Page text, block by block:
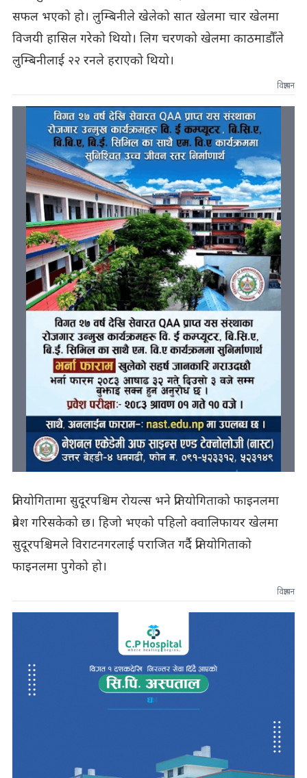
सफल भएको हो। लुम्बिनीले खेलेको सात खेलमा चार खेलमा
विजयी हासिल गरेको थियो। लिग चरणको खेलमा काठमाडौँले
लुम्बिनीलाई २२ रनले हराएको थियो।
विज्ञापन
प्रतियोगितामा सुदूरपश्चिम रोयल्स भने प्रतियोगिताको फाइनलमा
प्रवेश गरिसकेको छ। हिजो भएको पहिलो क्वालिफायर खेलमा
सुदूरपश्चिमले विराटनगरलाई पराजित गर्दै प्रतियोगिताको
फाइनलमा पुगेको हो।
विज्ञापन